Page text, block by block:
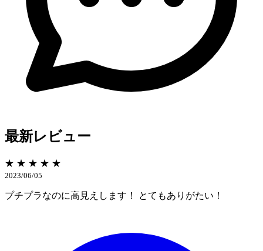
最新レビュー
★ ★ ★ ★ ★
2023/06/05
プチプラなのに高見えします！ とてもありがたい！